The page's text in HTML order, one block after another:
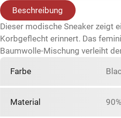
Beschreibung
Dieser modische Sneaker zeigt
Korbgeflecht erinnert. Das
Baumwolle-Mischung verleiht
Farbe
Material